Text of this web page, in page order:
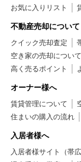
お気に入りリスト
不動産売却について
クイック売却査定
空き家の売却について
高く売るポイント
オーナー様へ
賃貸管理について
住まいの購入の流れ
入居者様へ
入居者様サイト（帯広